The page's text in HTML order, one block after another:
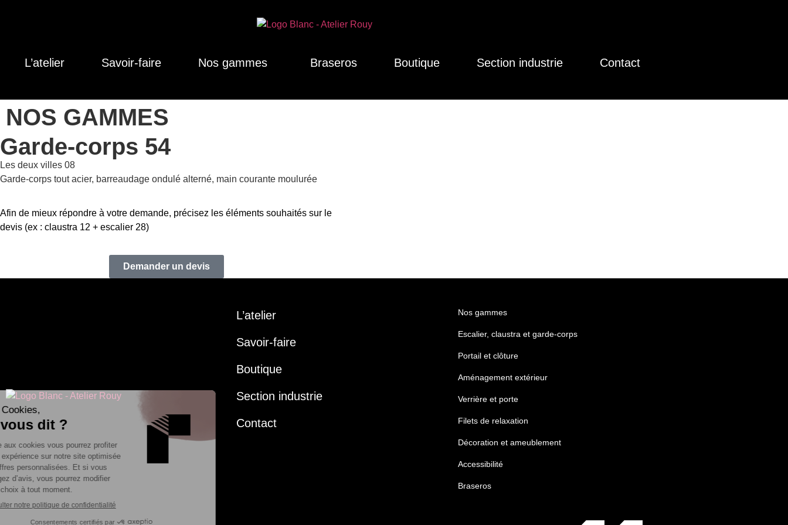
L’atelier Savoir-faire Nos gammes Braseros Boutique Section industrie Contact
NOS GAMMES
Garde-corps 54
Les deux villes 08
Garde-corps tout acier, barreaudage ondulé alterné, main courante moulurée
Afin de mieux répondre à votre demande, précisez les éléments souhaités sur le
devis (ex : claustra 12 + escalier 28)
Demander un devis
L’atelier
Savoir-faire
Boutique
Section industrie
Contact
Nos gammes
Escalier, claustra et garde-corps
Portail et clôture
Aménagement extérieur
Verrière et porte
Filets de relaxation
Décoration et ameublement
Accessibilité
Braseros